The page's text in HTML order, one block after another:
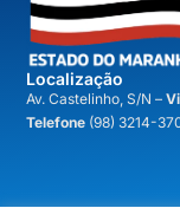
Localização
Av. Castelinho, S/N –
Telefone (98) 3214-